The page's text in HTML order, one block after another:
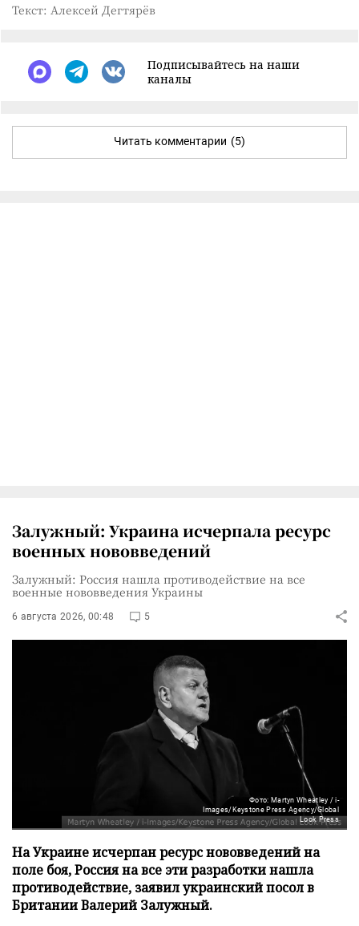
Текст: Алексей Дегтярёв
Подписывайтесь на наши
каналы
Читать комментарии (5)
Залужный: Украина исчерпала ресурс
военных нововведений
Залужный: Россия нашла противодействие на все
военные нововведения Украины
6 августа 2026, 00:48 5
Фото: Martyn Wheatley / i-
Images/Keystone Press Agency/Global
Look Press
На Украине исчерпан ресурс нововведений на
поле боя, Россия на все эти разработки нашла
противодействие, заявил украинский посол в
Британии Валерий Залужный.